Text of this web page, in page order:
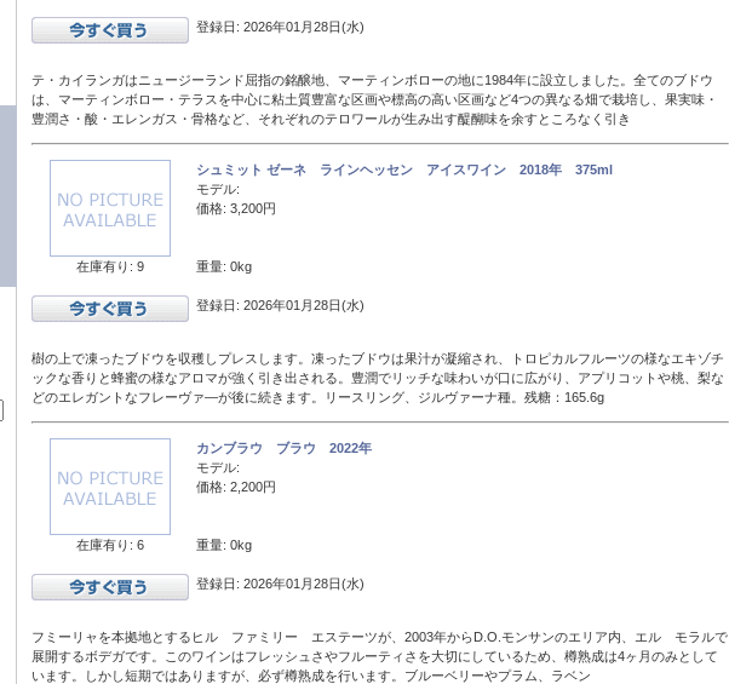
登録日: 2026年01月28日(水)
テ・カイランガはニュージーランド屈指の銘醸地、マーティンボローの地に1984年に設立しました。全てのブドウ
は、マーティンボロー・テラスを中心に粘土質豊富な区画や標高の高い区画など4つの異なる畑で栽培し、果実味・
豊潤さ・酸・エレンガス・骨格など、それぞれのテロワールが生み出す醍醐味を余すところなく引き
在庫有り: 9
シュミット ゼーネ ラインヘッセン アイスワイン 2018年 375ml
モデル:
価格: 3,200円
重量: 0kg
登録日: 2026年01月28日(水)
樹の上で凍ったブドウを収穫しプレスします。凍ったブドウは果汁が凝縮され、トロピカルフルーツの様なエキゾチ
ックな香りと蜂蜜の様なアロマが強く引き出される。豊潤でリッチな味わいが口に広がり、アプリコットや桃、梨な
どのエレガントなフレーヴァ―が後に続きます。リースリング、ジルヴァーナ種。残糖：165.6g
在庫有り: 6
カンブラウ ブラウ 2022年
モデル:
価格: 2,200円
重量: 0kg
登録日: 2026年01月28日(水)
フミーリャを本拠地とするヒル ファミリー エステーツが、2003年からD.O.モンサンのエリア内、エル モラルで
展開するボデガです。このワインはフレッシュさやフルーティさを大切にしているため、樽熟成は4ヶ月のみとして
います。しかし短期ではありますが、必ず樽熟成を行います。ブルーベリーやプラム、ラベン